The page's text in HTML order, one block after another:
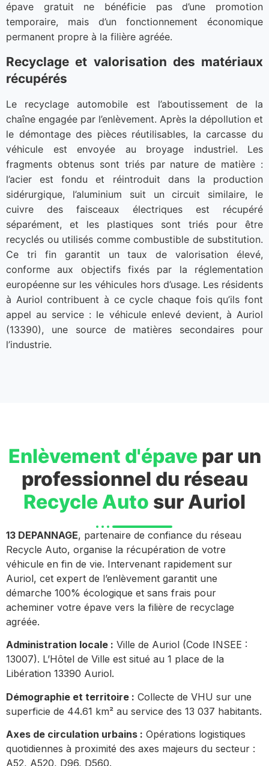
épave gratuit ne bénéficie pas d’une promotion
temporaire, mais d’un fonctionnement économique
permanent propre à la filière agréée.
Recyclage et valorisation des matériaux
récupérés
Le recyclage automobile est l’aboutissement de la
chaîne engagée par l’enlèvement. Après la dépollution et
le démontage des pièces réutilisables, la carcasse du
véhicule est envoyée au broyage industriel. Les
fragments obtenus sont triés par nature de matière :
l’acier est fondu et réintroduit dans la production
sidérurgique, l’aluminium suit un circuit similaire, le
cuivre des faisceaux électriques est récupéré
séparément, et les plastiques sont triés pour être
recyclés ou utilisés comme combustible de substitution.
Ce tri fin garantit un taux de valorisation élevé,
conforme aux objectifs fixés par la réglementation
européenne sur les véhicules hors d’usage. Les résidents
à Auriol contribuent à ce cycle chaque fois qu’ils font
appel au service : le véhicule enlevé devient, à Auriol
(13390), une source de matières secondaires pour
l’industrie.
Enlèvement d'épavepar un
professionnel du réseau
Recycle Auto sur Auriol
13 DEPANNAGE, partenaire de confiance du réseau
Recycle Auto, organise la récupération de votre
véhicule en fin de vie. Intervenant rapidement sur
Auriol, cet expert de l’enlèvement garantit une
démarche 100% écologique et sans frais pour
acheminer votre épave vers la filière de recyclage
agréée.
Administration locale : Ville de Auriol (Code INSEE :
13007). L’Hôtel de Ville est situé au 1 place de la
Libération 13390 Auriol.
Démographie et territoire : Collecte de VHU sur une
superficie de 44.61 km² au service des 13 037 habitants.
Axes de circulation urbains : Opérations logistiques
quotidiennes à proximité des axes majeurs du secteur :
A52, A520, D96, D560.